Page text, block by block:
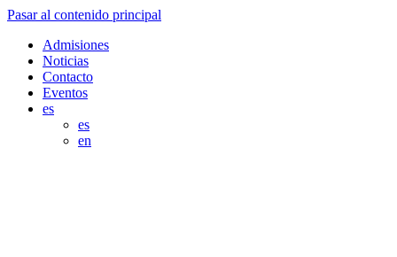
Pasar al contenido principal
Admisiones
Noticias
Contacto
Eventos
es
es
en